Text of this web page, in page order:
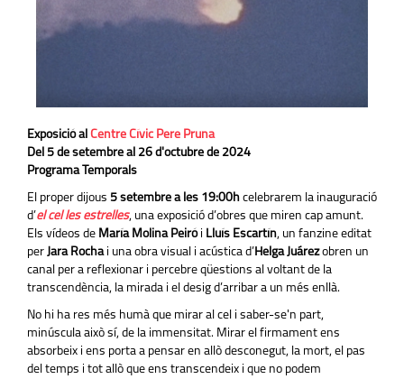
Exposició al Centre Cívic Pere Pruna
Del 5 de setembre al 26 d'octubre de 2024
Programa Temporals
El proper dijous 5 setembre a les 19:00h celebrarem la inauguració
d’el cel les estrelles, una exposició d’obres que miren cap amunt.
Els vídeos de María Molina Peirói Lluís Escartín, un fanzine editat
per Jara Rochai una obra visual i acústica d’Helga Juárezobren un
canal per a reflexionar i percebre qüestions al voltant de la
transcendència, la mirada i el desig d’arribar a un més enllà.
No hi ha res més humà que mirar al cel i saber-se'n part,
minúscula això sí, de la immensitat. Mirar el firmament ens
absorbeix i ens porta a pensar en allò desconegut, la mort, el pas
del temps i tot allò que ens transcendeix i que no podem